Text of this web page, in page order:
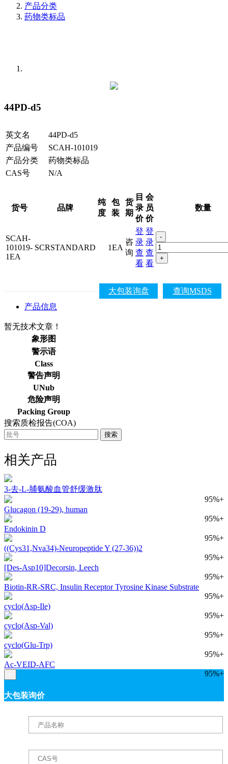
产品分类
药物类标品
44PD-d5
英文名
44PD-d5
产品编号
SCAH-101019
产品分类
药物类标品
CAS号
N/A
货号 品牌
纯
度
包
装
货
期
目
录
价
会
员
价
数量
SCAH-
101019-
1EA
SCRSTANDARD 1EA
咨
询
登
录
查
看
登
录
查
看
-
+
查询MSDS
大包装询盘
产品信息
暂无技术文章！
象形图
警示语
Class
警告声明
UNub
危险声明
Packing Group
搜索质检报告(COA)
搜索
相关产品
3-去-L-脯氨酸血管舒缓激肽
95%+
Glucagon (19-29), human
95%+
Endokinin D
95%+
((Cys31,Nva34)-Neuropeptide Y (27-36))2
95%+
[Des-Asp10]Decorsin, Leech
95%+
Biotin-RR-SRC, Insulin Receptor Tyrosine Kinase Substrate
95%+
cyclo(Asp-Ile)
95%+
cyclo(Asp-Val)
95%+
cyclo(Glu-Trp)
95%+
Ac-VEID-AFC
95%+
大包装询价